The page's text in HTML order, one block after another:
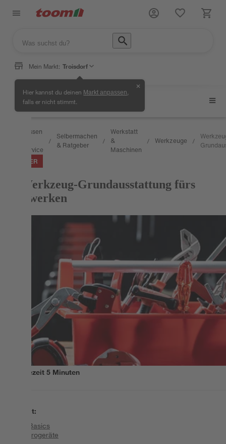
Mein Markt: Troisdorf
Hier kannst du deinen Markt anpassen
falls er nicht stimmt.
✕
Werkzeuge
Wissen
Service
/
Selbermachen
& Ratgeber
/
Werkstatt
&
Maschinen
/ Werkzeuge /
RATGEBER
Die Werkzeug-Grundausstattung fürs
Heimwerken
Lesezeit5 Minuten
Inhalt:
Die Basics
Elektrogeräte